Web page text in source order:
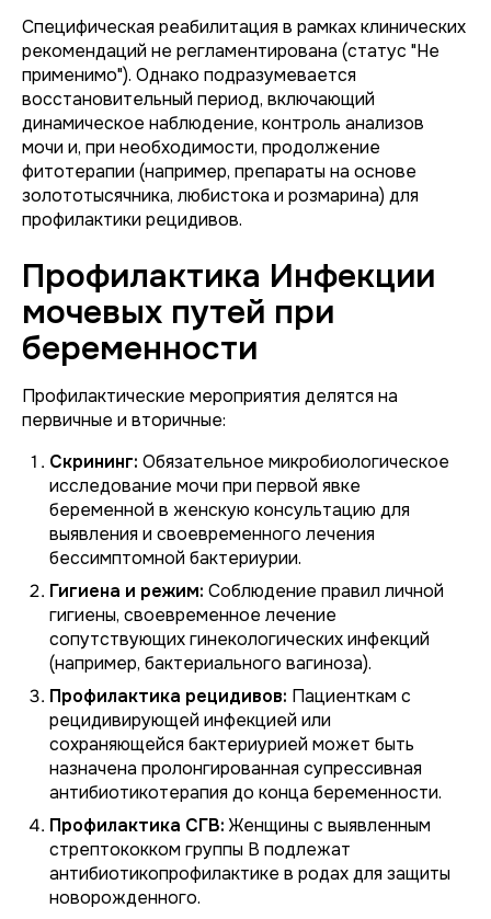
Специфическая реабилитация в рамках клинических
рекомендаций не регламентирована (статус "Не
применимо"). Однако подразумевается
восстановительный период, включающий
динамическое наблюдение, контроль анализов
мочи и, при необходимости, продолжение
фитотерапии (например, препараты на основе
золототысячника, любистока и розмарина) для
профилактики рецидивов.
Профилактика Инфекции
мочевых путей при
беременности
Профилактические мероприятия делятся на
первичные и вторичные:
Скрининг: Обязательное микробиологическое
исследование мочи при первой явке
беременной в женскую консультацию для
выявления и своевременного лечения
бессимптомной бактериурии.
Гигиена и режим: Соблюдение правил личной
гигиены, своевременное лечение
сопутствующих гинекологических инфекций
(например, бактериального вагиноза).
Профилактика рецидивов: Пациенткам с
рецидивирующей инфекцией или
сохраняющейся бактериурией может быть
назначена пролонгированная супрессивная
антибиотикотерапия до конца беременности.
Профилактика СГВ: Женщины с выявленным
стрептококком группы В подлежат
антибиотикопрофилактике в родах для защиты
новорожденного.